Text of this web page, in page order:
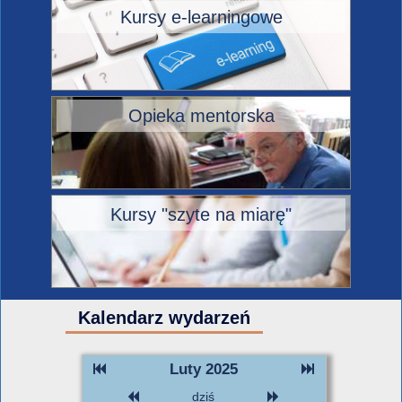
Kursy e-learningowe
Opieka mentorska
Kursy "szyte na miarę"
Kalendarz wydarzeń
Luty 2025
dziś